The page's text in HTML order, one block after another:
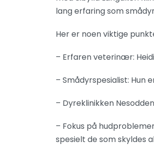
lang erfaring som
Her er noen viktige
– Erfaren veterinær:
– Smådyrspesialist:
– Dyreklinikken
– Fokus på
spesielt de som skyldes